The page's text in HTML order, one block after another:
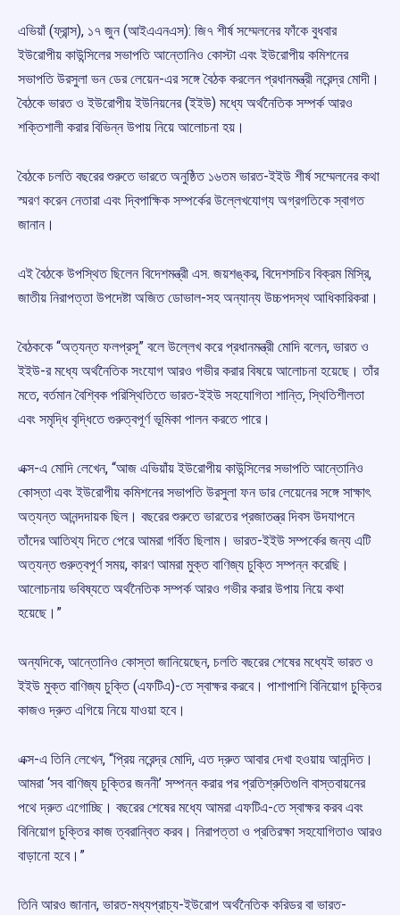
এভিয়াঁ (ফ্রান্স), ১৭ জুন (আইএএনএস): জি৭ শীর্ষ সম্মেলনের ফাঁকে বুধবার
ইউরোপীয় কাউন্সিলের সভাপতি আন্তোনিও কোস্টা এবং ইউরোপীয় কমিশনের
সভাপতি উরসুলা ভন ডের লেয়েন-এর সঙ্গে বৈঠক করলেন প্রধানমন্ত্রী নরেন্দ্র মোদী।
বৈঠকে ভারত ও ইউরোপীয় ইউনিয়নের (ইইউ) মধ্যে অর্থনৈতিক সম্পর্ক আরও
শক্তিশালী করার বিভিন্ন উপায় নিয়ে আলোচনা হয়।
বৈঠকে চলতি বছরের শুরুতে ভারতে অনুষ্ঠিত ১৬তম ভারত-ইইউ শীর্ষ সম্মেলনের কথা
স্মরণ করেন নেতারা এবং দ্বিপাক্ষিক সম্পর্কের উল্লেখযোগ্য অগ্রগতিকে স্বাগত
জানান।
এই বৈঠকে উপস্থিত ছিলেন বিদেশমন্ত্রী এস. জয়শঙ্কর, বিদেশসচিব বিক্রম মিস্রি,
জাতীয় নিরাপত্তা উপদেষ্টা অজিত ডোভাল-সহ অন্যান্য উচ্চপদস্থ আধিকারিকরা।
বৈঠককে “অত্যন্ত ফলপ্রসূ” বলে উল্লেখ করে প্রধানমন্ত্রী মোদি বলেন, ভারত ও
ইইউ-র মধ্যে অর্থনৈতিক সংযোগ আরও গভীর করার বিষয়ে আলোচনা হয়েছে। তাঁর
মতে, বর্তমান বৈশ্বিক পরিস্থিতিতে ভারত-ইইউ সহযোগিতা শান্তি, স্থিতিশীলতা
এবং সমৃদ্ধি বৃদ্ধিতে গুরুত্বপূর্ণ ভূমিকা পালন করতে পারে।
এক্স-এ মোদি লেখেন, “আজ এভিয়াঁয় ইউরোপীয় কাউন্সিলের সভাপতি আন্তোনিও
কোস্তা এবং ইউরোপীয় কমিশনের সভাপতি উরসুলা ফন ডার লেয়েনের সঙ্গে সাক্ষাৎ
অত্যন্ত আনন্দদায়ক ছিল। বছরের শুরুতে ভারতের প্রজাতন্ত্র দিবস উদযাপনে
তাঁদের আতিথ্য দিতে পেরে আমরা গর্বিত ছিলাম। ভারত-ইইউ সম্পর্কের জন্য এটি
অত্যন্ত গুরুত্বপূর্ণ সময়, কারণ আমরা মুক্ত বাণিজ্য চুক্তি সম্পন্ন করেছি।
আলোচনায় ভবিষ্যতে অর্থনৈতিক সম্পর্ক আরও গভীর করার উপায় নিয়ে কথা
হয়েছে।”
অন্যদিকে, আন্তোনিও কোস্তা জানিয়েছেন, চলতি বছরের শেষের মধ্যেই ভারত ও
ইইউ মুক্ত বাণিজ্য চুক্তি (এফটিএ)-তে স্বাক্ষর করবে। পাশাপাশি বিনিয়োগ চুক্তির
কাজও দ্রুত এগিয়ে নিয়ে যাওয়া হবে।
এক্স-এ তিনি লেখেন, “প্রিয় নরেন্দ্র মোদি, এত দ্রুত আবার দেখা হওয়ায় আনন্দিত।
আমরা ‘সব বাণিজ্য চুক্তির জননী’ সম্পন্ন করার পর প্রতিশ্রুতিগুলি বাস্তবায়নের
পথে দ্রুত এগোচ্ছি। বছরের শেষের মধ্যে আমরা এফটিএ-তে স্বাক্ষর করব এবং
বিনিয়োগ চুক্তির কাজ ত্বরান্বিত করব। নিরাপত্তা ও প্রতিরক্ষা সহযোগিতাও আরও
বাড়ানো হবে।”
তিনি আরও জানান, ভারত-মধ্যপ্রাচ্য-ইউরোপ অর্থনৈতিক করিডর বা ভারত-